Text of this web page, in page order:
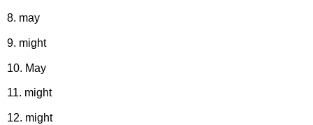
8. may
9. might
10. May
11. might
12. might